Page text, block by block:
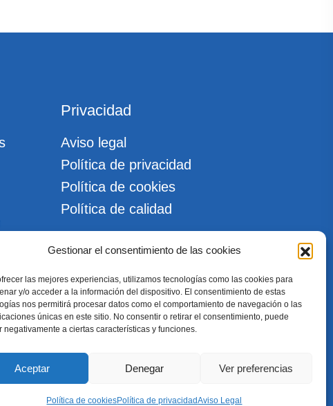
Gestionar el consentimiento de las cookies
las mejores experiencias, utilizamos tecnologías como las cookies para
y/o acceder a la información del dispositivo. El consentimiento de estas
nos permitirá procesar datos como el comportamiento de navegación o las
únicas en este sitio. No consentir o retirar el consentimiento, puede
negativamente a ciertas características y funciones.
Aceptar Denegar Ver preferencias
Política de cookiesPolítica de privacidadAviso Legal
Privacidad
Aviso legal
Política de privacidad
Política de cookies
Política de calidad
| Todos los derechos reservados.